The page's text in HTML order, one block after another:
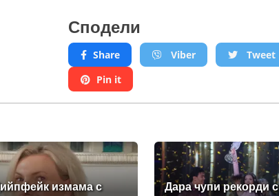
Сподели
Share Viber
Tweet
Pin it
измама с
Дара чупи рекорди с